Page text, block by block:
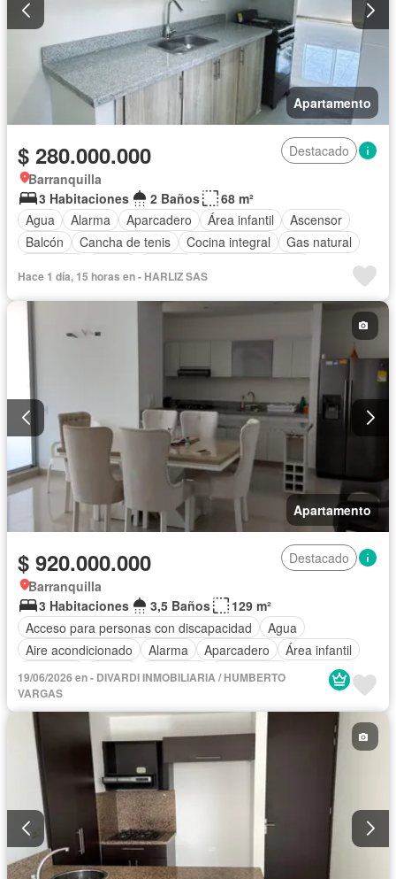
Apartamento
$ 280.000.000
Destacado
Barranquilla
3 Habitaciones
2 Baños
68 m²
Agua
Alarma Aparcadero Área infantil
Ascensor
Balcón
Cancha de tenis Cocina integral
Gas natural
Vista panorámica
Hace 1 día, 15 horas en - HARLIZ SAS
Apartamento
$ 920.000.000
Destacado
Barranquilla
3 Habitaciones
3,5 Baños
129 m²
Acceso para personas con discapacidad
Agua
Aire acondicionado
Alarma Aparcadero
Área infantil
Ascensor
Balcón Barbecue
Calefacción
Caseta de vigilancia
Cuarto de servicio
Gas natural
Gimnasio Internet Jacuzzi
Jardín
Tanque de agua
Terraza Vista panorámica
19/06/2026 en - DIVARDI INMOBILIARIA / HUMBERTO
VARGAS